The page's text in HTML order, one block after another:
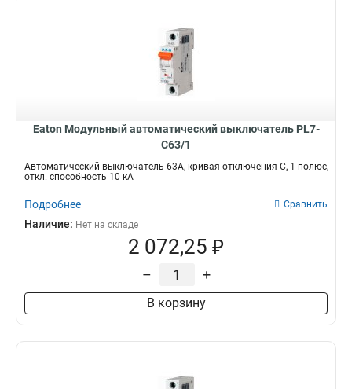
Eaton Модульный автоматический выключатель PL7-
C63/1
Автоматический выключатель 63А, кривая отключения С, 1 полюс,
откл. способность 10 кА
Подробнее Сравнить
Наличие: Нет на складе
2 072,25 ₽
– +
В корзину